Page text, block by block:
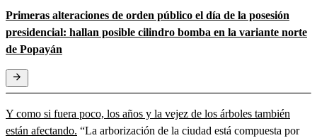
Primeras alteraciones de orden público el día de la posesión
presidencial: hallan posible cilindro bomba en la variante norte
de Popayán
Y como si fuera poco, los años y la vejez de los árboles también
están afectando. “La arborización de la ciudad está compuesta por